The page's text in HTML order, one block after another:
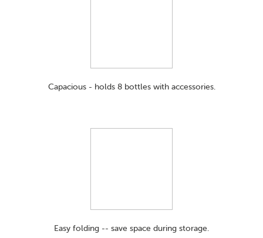
Capacious - holds 8 bottles with accessories.
Easy folding -- save space during storage.